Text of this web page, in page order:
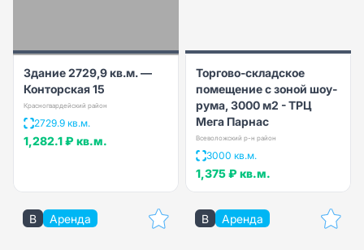
Здание 2729,9 кв.м. —
Конторская 15
Красногвардейский район
2729.9 кв.м.
1,282.1 ₽ кв.м.
Торгово-складское
помещение с зоной шоу-
рума, 3000 м2 - ТРЦ
Мега Парнас
Всеволожский р-н район
3000 кв.м.
1,375 ₽ кв.м.
B Аренда B Аренда